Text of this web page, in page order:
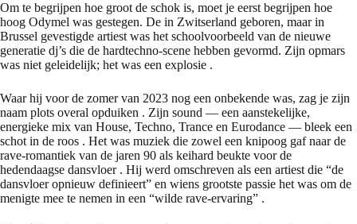
Om te begrijpen hoe groot de schok is, moet je eerst begrijpen hoe
hoog Odymel was gestegen. De in Zwitserland geboren, maar in
Brussel gevestigde artiest was het schoolvoorbeeld van de nieuwe
generatie dj’s die de hardtechno-scene hebben gevormd. Zijn opmars
was niet geleidelijk; het was een explosie .
Waar hij voor de zomer van 2023 nog een onbekende was, zag je zijn
naam plots overal opduiken . Zijn sound — een aanstekelijke,
energieke mix van House, Techno, Trance en Eurodance — bleek een
schot in de roos . Het was muziek die zowel een knipoog gaf naar de
rave-romantiek van de jaren 90 als keihard beukte voor de
hedendaagse dansvloer . Hij werd omschreven als een artiest die “de
dansvloer opnieuw definieert” en wiens grootste passie het was om de
menigte mee te nemen in een “wilde rave-ervaring” .